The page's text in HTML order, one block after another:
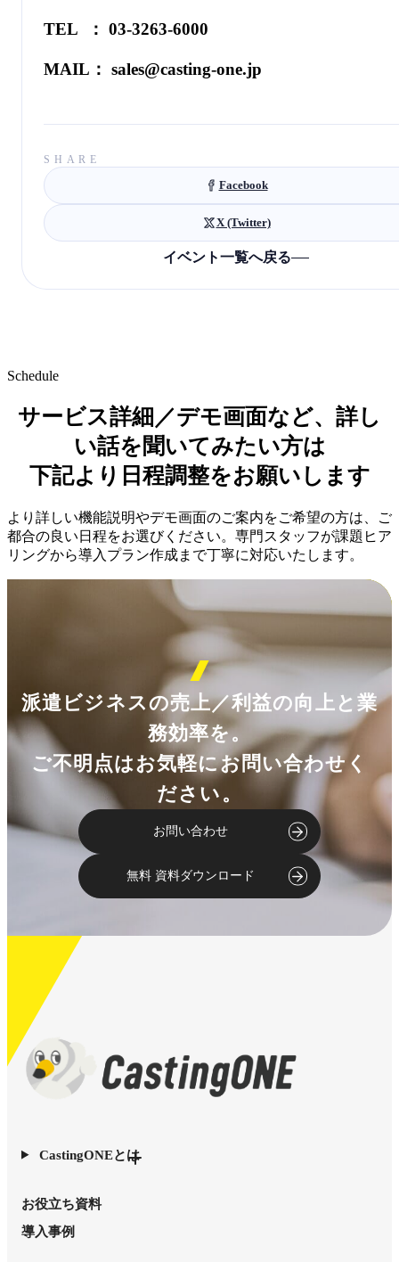
TEL ： 03-3263-6000
MAIL： sales@casting-one.jp
SHARE
Facebook
X (Twitter)
イベント一覧へ戻る
Schedule
サービス詳細／デモ画面など、詳し
い話を聞いてみたい方は
下記より日程調整をお願いします
より詳しい機能説明やデモ画面のご案内をご希望の方は、ご
都合の良い日程をお選びください。専門スタッフが課題ヒア
リングから導入プラン作成まで丁寧に対応いたします。
派遣ビジネスの売上／利益の向上と業
務効率を。
ご不明点はお気軽にお問い合わせく
ださい。
お問い合わせ
無料 資料ダウンロード
CastingONEとは
お役立ち資料
導入事例